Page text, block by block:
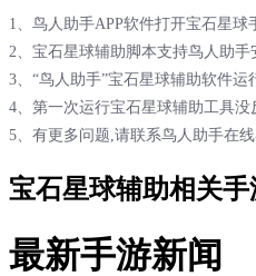
1、鸟人助手APP软件打开宝石星球
2、宝石星球辅助脚本支持鸟人助
3、“鸟人助手”宝石星球辅助软件
4、第一次运行宝石星球辅助工具
5、有更多问题,请联系鸟人助手在
宝石星球辅助相关手
最新手游新闻